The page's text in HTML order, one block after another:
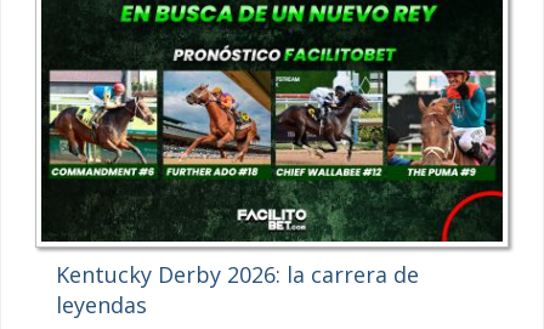
Kentucky Derby 2026: la carrera de
leyendas